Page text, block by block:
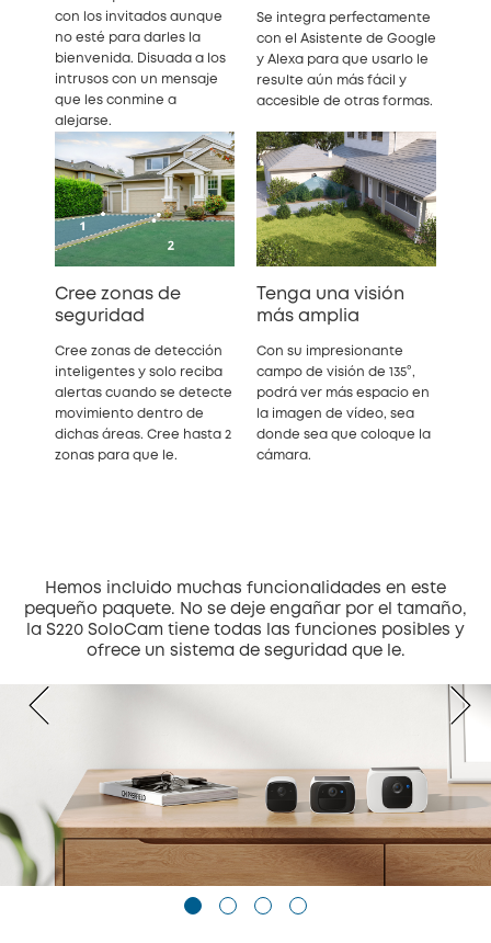
con los invitados aunque
no esté para darles la
bienvenida. Disuada a los
intrusos con un mensaje
que les conmine a
alejarse.
Se integra perfectamente
con el Asistente de Google
y Alexa para que usarlo le
resulte aún más fácil y
accesible de otras formas.
Cree zonas de
seguridad
Cree zonas de detección
inteligentes y solo reciba
alertas cuando se detecte
movimiento dentro de
dichas áreas. Cree hasta 2
zonas para que le.
Tenga una visión
más amplia
Con su impresionante
campo de visión de 135°,
podrá ver más espacio en
la imagen de vídeo, sea
donde sea que coloque la
cámara.
Hemos incluido muchas funcionalidades en este
pequeño paquete. No se deje engañar por el tamaño,
la S220 SoloCam tiene todas las funciones posibles y
ofrece un sistema de seguridad que le.